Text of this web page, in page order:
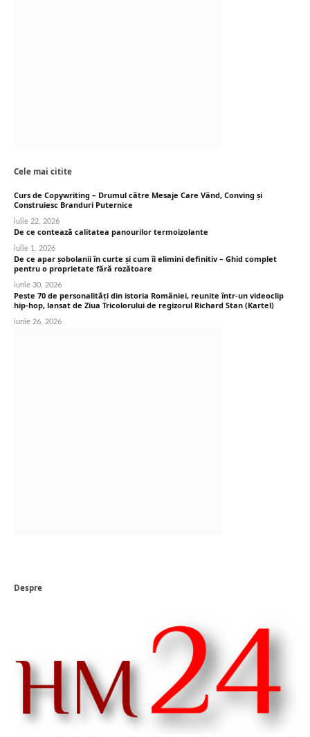
Cele mai citite
Curs de Copywriting – Drumul către Mesaje Care Vând, Conving și
Construiesc Branduri Puternice
iulie 22, 2026
De ce contează calitatea panourilor termoizolante
iulie 1, 2026
De ce apar șobolanii în curte și cum îi elimini definitiv – Ghid complet
pentru o proprietate fără rozătoare
iunie 30, 2026
Peste 70 de personalități din istoria României, reunite într-un videoclip
hip-hop, lansat de Ziua Tricolorului de regizorul Richard Stan (Kartel)
iunie 26, 2026
Despre